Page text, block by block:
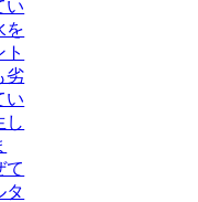
い
を
劣
い
し
て
タ